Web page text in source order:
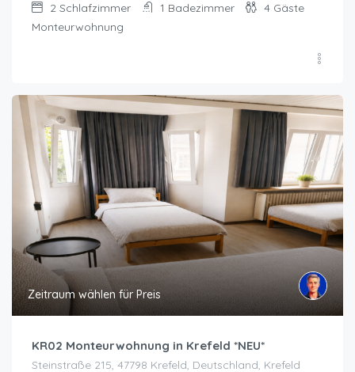
2 Schlafzimmer 1 Badezimmer 4 Gäste
Monteurwohnung
Zeitraum wählen für Preis
KR02 Monteurwohnung in Krefeld *NEU*
Steinstraße 215, 47798 Krefeld, Deutschland, Krefeld